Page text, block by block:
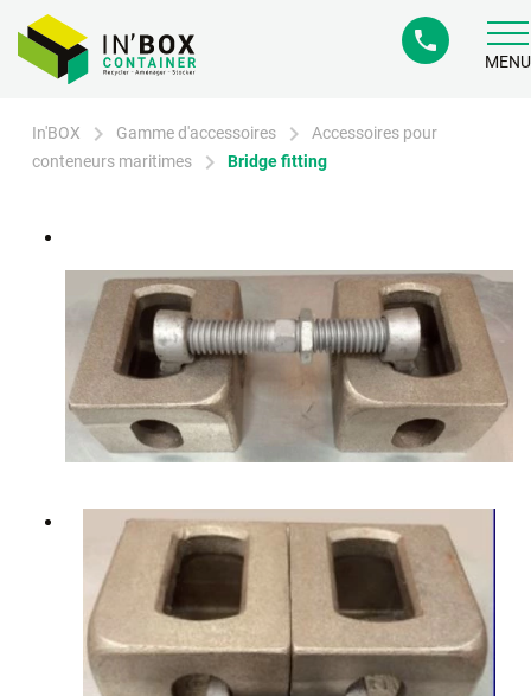
phone
MENU
In'BOX chevron_right Gamme d'accessoires chevron_right
Accessoires pour
conteneurs maritimes
chevron_right Bridge fitting